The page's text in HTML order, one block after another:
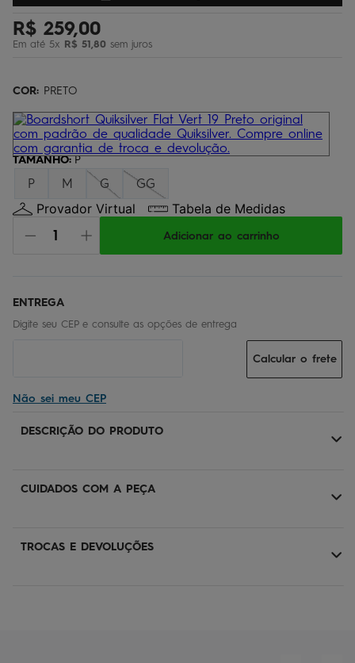
R$ 259,00
Em até 5x R$ 51,80 sem juros
COR: PRETO
TAMANHO: P
P M G GG
Provador Virtual Tabela de Medidas
Adicionar ao carrinho
Não sei meu CEP
Calcular o frete
DESCRIÇÃO DO PRODUTO
CUIDADOS COM A PEÇA
TROCAS E DEVOLUÇÕES
6º óculos
boardshort
9º chinelo
10º calça